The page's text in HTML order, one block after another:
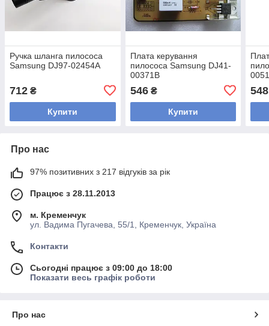
Ручка шланга пилососа
Samsung DJ97-02454A
712 ₴
Купити
Плата керування
пилососа Samsung DJ41-
00371B
546₴
Купити
548
Про нас
97% позитивних з 217 відгуків за рік
Працює з 28.11.2013
м. Кременчук
ул. Вадима Пугачева, 55/1, Кременчук, Україна
Контакти
Сьогодні працює з 09:00 до 18:00
Показати весь графік роботи
Про нас